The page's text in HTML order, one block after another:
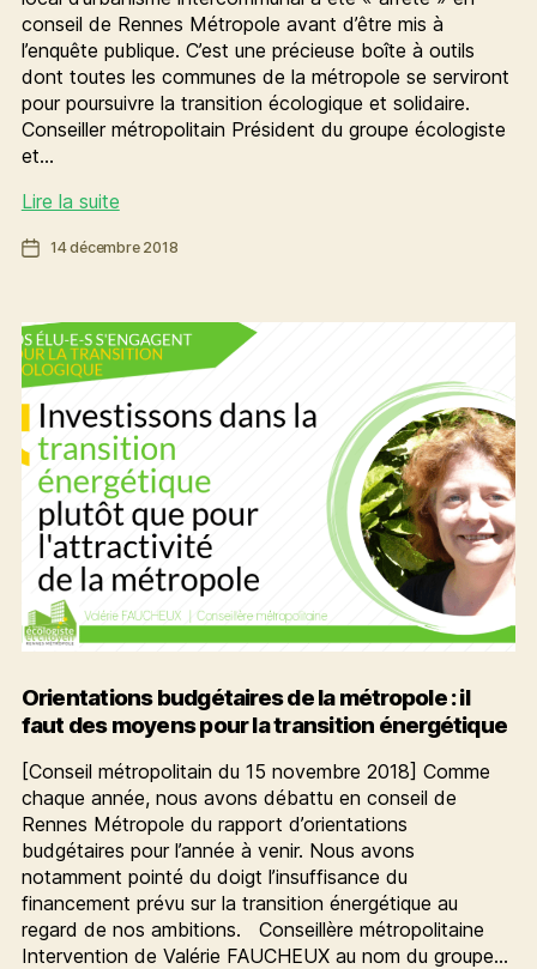
conseil de Rennes Métropole avant d’être mis à
l’enquête publique. C’est une précieuse boîte à outils
dont toutes les communes de la métropole se serviront
pour poursuivre la transition écologique et solidaire.
Conseiller métropolitain Président du groupe écologiste
et…
Lire la suiteUne
à
la
transformation
écologique
et
sociale
de
notre
territoire
Date14 décembre 2018
Orientations budgétaires de la métropole : il
faut des moyens pour la transition énergétique
[Conseil métropolitain du 15 novembre 2018] Comme
chaque année, nous avons débattu en conseil de
Rennes Métropole du rapport d’orientations
budgétaires pour l’année à venir. Nous avons
notamment pointé du doigt l’insuffisance du
financement prévu sur la transition énergétique au
regard de nos ambitions. Conseillère métropolitaine
Intervention de Valérie FAUCHEUX au nom du groupe…